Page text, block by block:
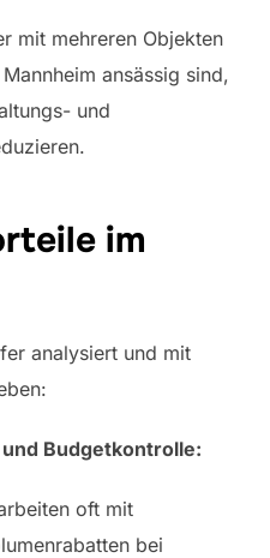
mit mehreren Objekten
ansässig sind,
und
im
analysiert und mit
Budgetkontrolle:
oft mit
bei